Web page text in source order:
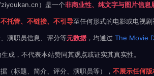
）是一个非商业性、纯文字与图片信息
托管、不链接、不引导至任何形式的电影或电视
演职员信息、评分等元数据 ，均通过 The Movie
成，不代表本站赞同其观点或证实其真实性。
（标题、简介、评分、演职员等）， 不展示任何